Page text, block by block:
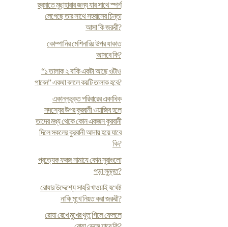
হুরমাতে মুছাহারার জন্য যার সাথে স্পর্শ
লেগেছে তার সাথে সহবাসের চিন্তা
আসা কি জরুরী?
কোম্পানির মেশিনারির উপর যাকাত
আসবে কি?
“১ তালাক ২ বাকি একটা আছে ওটাও
পাবেন” একথা বললে কয়টি তালাক হবে?
একান্নভুক্ত পরিবারের একাধিক
সদস্যের উপর কুরবানী ওয়াজিব হলে
তাদের মধ্য থেকে কোন একজন কুরবানী
দিলে সকলের কুরবানী আদায় হয়ে যাবে
কি?
প্রত্যেক ফরজ নামাযে কোন সুরাগুলো
পড়া সুন্নত?
রোযার উদ্দেশ্যে সাহরি খাওয়াই যথেষ্ট
নাকি মুখে নিয়ত করা জরুরী?
রোযা রেখে মুখের থুতু গিলে ফেললে